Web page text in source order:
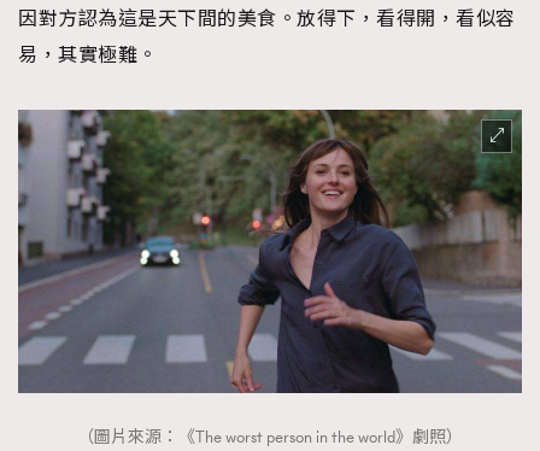
因對方認為這是天下間的美食。放得下，看得開，看似容
易，其實極難。
（圖片來源：《The worst person in the world》劇照）